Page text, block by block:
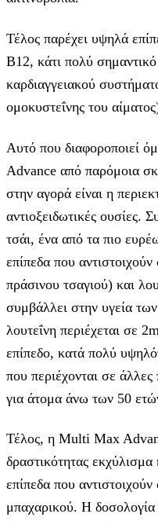
Τέλος παρέχει υψηλά
Β12, κάτι πολύ σημαντικό
καρδιαγγειακού
ομοκυστεΐνης του
Αυτό που διαφοροποιεί
Advance από παρόμοια
στην αγορά είναι η
αντιοξειδωτικές ουσίες.
τσάι, ένα από τα πιο
επίπεδα που
πράσινου τσαγιού) και
συμβάλλει στην υγεία
λουτεΐνη περιέχεται σε
επίπεδο, κατά πολύ
που περιέχονται σε
για άτομα άνω των 50
Τέλος, η Multi Max
δραστικότητας
επίπεδα που
μπαχαρικού. Η δοσολογία